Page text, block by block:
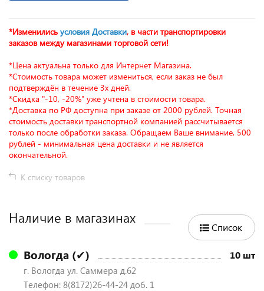
*Изменились условия Доставки, в части транспортировки
заказов между магазинами торговой сети!
*Цена актуальна только для Интернет Магазина.
*Стоимость товара может измениться, если заказ не был
подтверждён в течение 3х дней.
*Скидка "-10, -20%" уже учтена в стоимости товара.
*Доставка по РФ доступна при заказе от 2000 рублей. Точная
стоимость доставки транспортной компанией рассчитывается
только после обработки заказа. Обращаем Ваше внимание, 500
рублей - минимальная цена доставки и не является
окончательной.
К списку товаров
Наличие в магазинах
Список
Вологда (✔) 10 шт
г. Вологда ул. Саммера д.62
Телефон: 8(8172)26-44-24 доб. 1